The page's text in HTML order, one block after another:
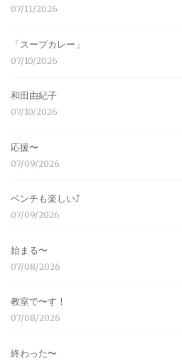
07/11/2026
「スープカレー」
07/10/2026
和田由紀子
07/10/2026
応援〜
07/09/2026
ベンチも楽しい⤴︎
07/09/2026
始まる〜
07/08/2026
教室で〜す！
07/08/2026
終わった〜